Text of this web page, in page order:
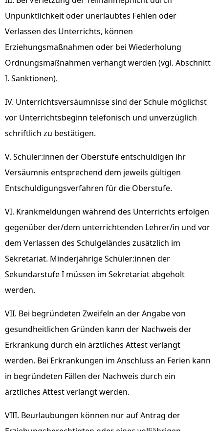
Unpünktlichkeit oder unerlaubtes Fehlen oder
Verlassen des Unterrichts, können
Erziehungsmaßnahmen oder bei Wiederholung
Ordnungsmaßnahmen verhängt werden (vgl. Abschnitt
I. Sanktionen).
IV. Unterrichtsversäumnisse sind der Schule möglichst
vor Unterrichtsbeginn telefonisch und unverzüglich
schriftlich zu bestätigen.
V. Schüler:innen der Oberstufe entschuldigen ihr
Versäumnis entsprechend dem jeweils gültigen
Entschuldigungsverfahren für die Oberstufe.
VI. Krankmeldungen während des Unterrichts erfolgen
gegenüber der/dem unterrichtenden Lehrer/in und vor
dem Verlassen des Schulgeländes zusätzlich im
Sekretariat. Minderjährige Schüler:innen der
Sekundarstufe I müssen im Sekretariat abgeholt
werden.
VII. Bei begründeten Zweifeln an der Angabe von
gesundheitlichen Gründen kann der Nachweis der
Erkrankung durch ein ärztliches Attest verlangt
werden. Bei Erkrankungen im Anschluss an Ferien kann
in begründeten Fällen der Nachweis durch ein
ärztliches Attest verlangt werden.
VIII. Beurlaubungen können nur auf Antrag der